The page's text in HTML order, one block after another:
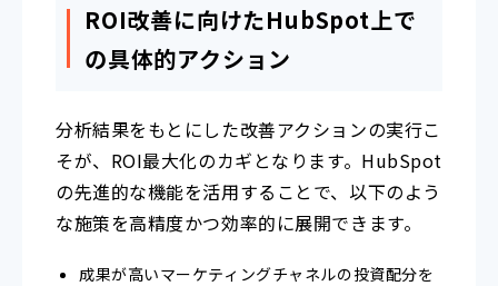
ROI改善に向けたHubSpot上で
の具体的アクション
分析結果をもとにした改善アクションの実行こ
そが、ROI最大化のカギとなります。HubSpot
の先進的な機能を活用することで、以下のよう
な施策を高精度かつ効率的に展開できます。
成果が高いマーケティングチャネルの投資配分を